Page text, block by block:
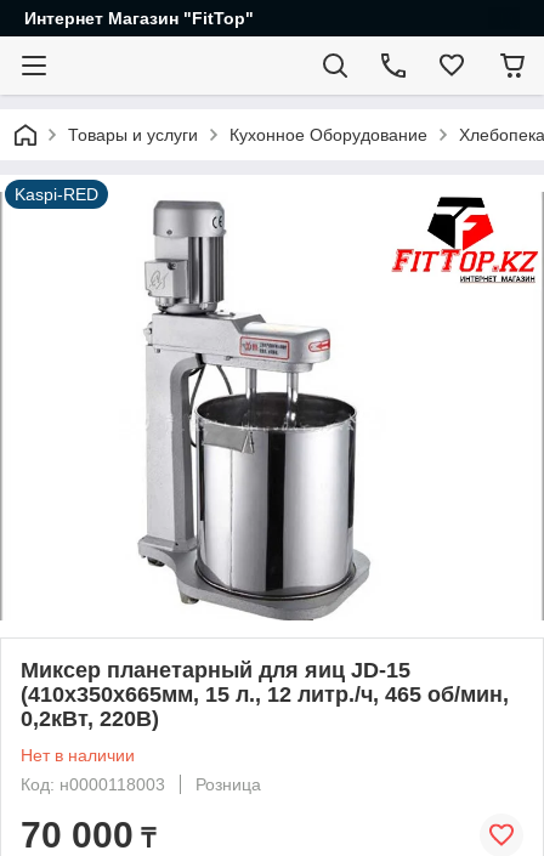
Интернет Магазин "FitTop"
Товары и услуги Кухонное Оборудование
Kaspi-RED
Миксер планетарный для яиц JD-15
(410х350х665мм, 15 л., 12 литр./ч, 465 об/мин,
0,2кВт, 220В)
Нет в наличии
Код: н0000118003
Розница
70 000 ₸